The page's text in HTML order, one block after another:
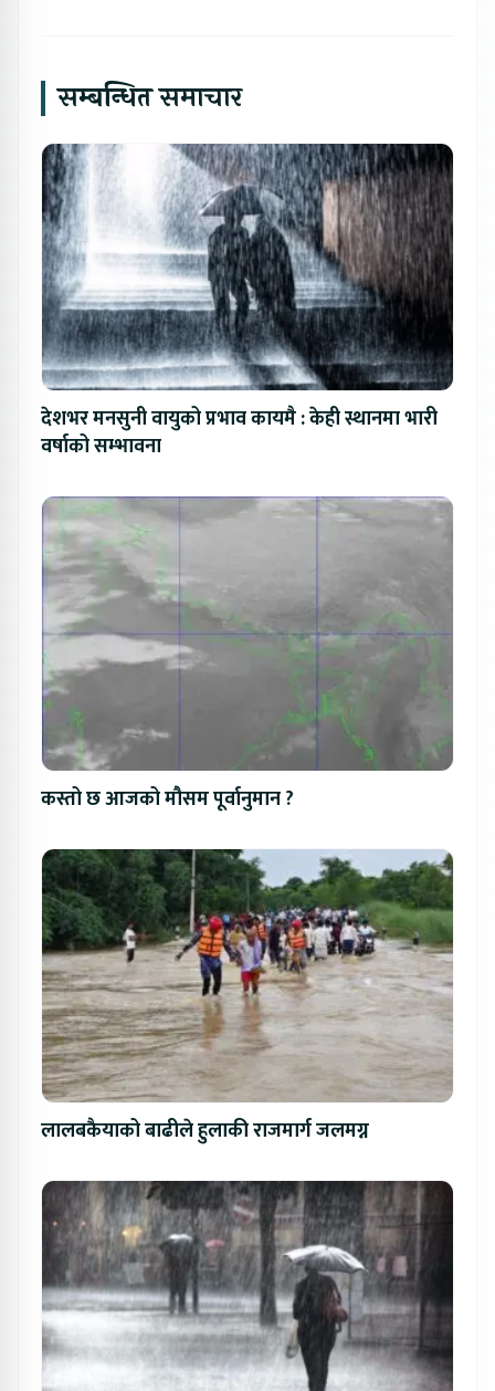
सम्बन्धित समाचार
देशभर मनसुनी वायुको प्रभाव कायमै : केही स्थानमा भारी
वर्षाको सम्भावना
कस्तो छ आजको मौसम पूर्वानुमान ?
लालबकैयाको बाढीले हुलाकी राजमार्ग जलमग्न